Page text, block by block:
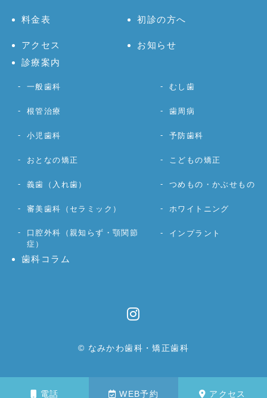
電話 WEB予約 アクセス
料金表 初診の方へ
アクセス
お知らせ
診療案内
一般歯科 むし歯
根管治療 歯周病
小児歯科 予防歯科
おとなの矯正 こどもの矯正
義歯（入れ歯） つめもの・かぶせもの
審美歯科（セラミック） ホワイトニング
口腔外科（親知らず・顎関節
症）
インプラント
歯科コラム
© なみかわ歯科・矯正歯科